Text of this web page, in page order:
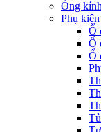
Ống
Phụ kiện
Ổ
Ổ
Ổ